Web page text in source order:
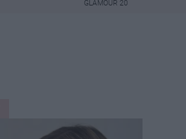
GLAMOUR 20